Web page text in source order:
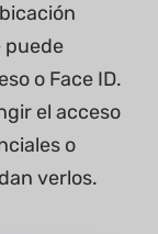
puede
o Face ID.
el acceso
o
verlos.